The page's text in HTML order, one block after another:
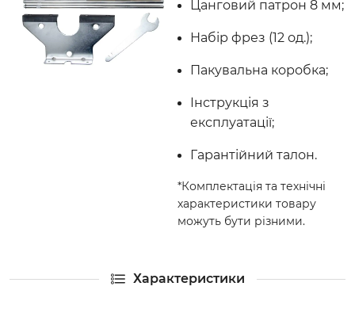
Цанговий патрон 8 мм;
Набір фрез (12 од.);
Пакувальна коробка;
Інструкція з
експлуатації;
Гарантійний талон.
*Комплектація та технічні
характеристики товару
можуть бути різними.
Характеристики